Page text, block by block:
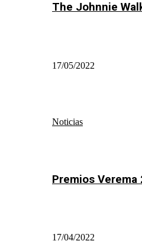
The Johnnie
17/05/2022
Noticias
Premios Verema
17/04/2022